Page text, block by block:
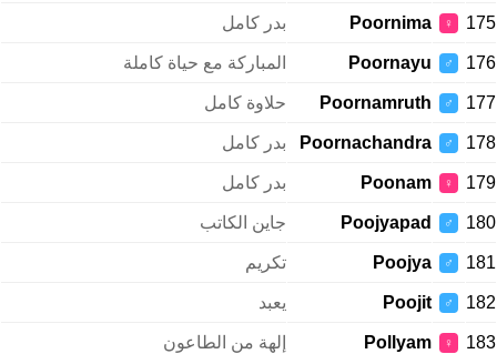
175
♀
Poornima بدر كامل
176
♂
Poornayu المباركة مع حياة كاملة
177
♂
Poornamruth حلاوة كامل
178
♂
Poornachandra بدر كامل
179
♀
Poonam بدر كامل
180
♂
Poojyapad جاين الكاتب
181
♂
Poojya تكريم
182
♂
Poojit يعبد
183
♀
Pollyam إلهة من الطاعون